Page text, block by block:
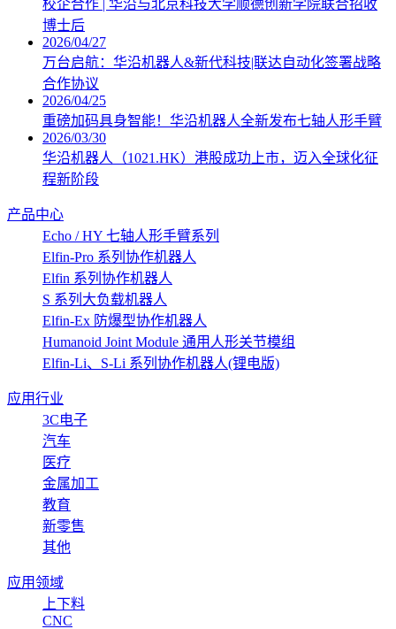
校企合作 | 华沿与北京科技大学顺德创新学院联合招收
博士后
2026/04/27
万台启航：华沿机器人&新代科技|联达自动化签署战略
合作协议
2026/04/25
重磅加码具身智能！华沿机器人全新发布七轴人形手臂
2026/03/30
华沿机器人（1021.HK）港股成功上市，迈入全球化征
程新阶段
产品中心
Echo / HY 七轴人形手臂系列
Elfin-Pro 系列协作机器人
Elfin 系列协作机器人
S 系列大负载机器人
Elfin-Ex 防爆型协作机器人
Humanoid Joint Module 通用人形关节模组
Elfin-Li、S-Li 系列协作机器人(锂电版)
应用行业
3C电子
汽车
医疗
金属加工
教育
新零售
其他
应用领域
上下料
CNC